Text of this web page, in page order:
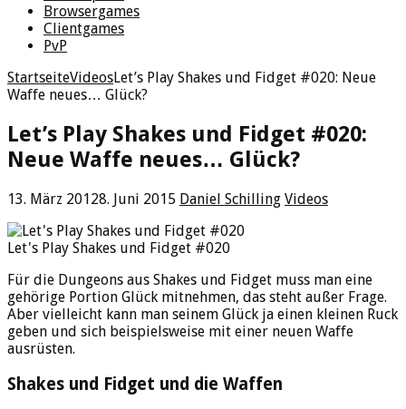
Browsergames
Clientgames
PvP
StartseiteVideosLet’s Play Shakes und Fidget #020: Neue
Waffe neues… Glück?
Let’s Play Shakes und Fidget #020:
Neue Waffe neues… Glück?
13. März 20128. Juni 2015 Daniel Schilling Videos
Let's Play Shakes und Fidget #020
Für die Dungeons aus Shakes und Fidget muss man eine
gehörige Portion Glück mitnehmen, das steht außer Frage.
Aber vielleicht kann man seinem Glück ja einen kleinen Ruck
geben und sich beispielsweise mit einer neuen Waffe
ausrüsten.
Shakes und Fidget und die Waffen